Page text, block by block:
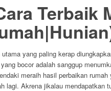
Terbaik
yang paling kerap
bocor adalah sanggup
meraih hasil perbaikan
lagi. Akrena jikalau mendapatkan